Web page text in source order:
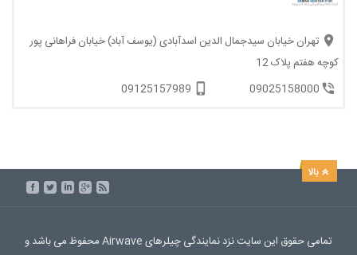
تهران خیابان سیدجمال الدین اسدآبادی (یوسف آباد) خیابان فراهانی پور
کوچه هفتم پلاک 12
09025158000
09125157989
تمامی حقوق این سایت نزد نمایندگی چیلرهای Airwave محفوظ می باشد و